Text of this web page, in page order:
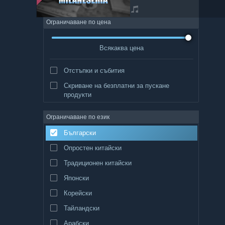
Ограничаване по цена
Всякаква цена
Отстъпки и събития
Скриване на безплатни за пускане
продукти
Ограничаване по език
Български
Опростен китайски
Традиционен китайски
Японски
Корейски
Тайландски
Арабски